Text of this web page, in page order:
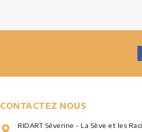
CONTACTEZ NOUS
RIDART Séverine - La Sève et les